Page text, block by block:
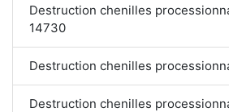
Destruction chenilles
14730
Destruction chenilles
Destruction chenilles